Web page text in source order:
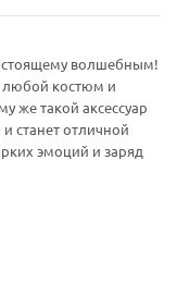
волшебным!
любой костюм и
же такой аксессуар
станет отличной
эмоций и заряд